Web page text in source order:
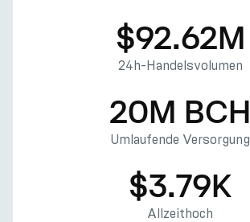
$92.62M
24h-Handelsvolumen
20M BCH
Umlaufende Versorgung
$3.79K
Allzeithoch